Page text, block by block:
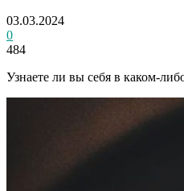
03.03.2024
0
484
Узнаете ли вы себя в каком-